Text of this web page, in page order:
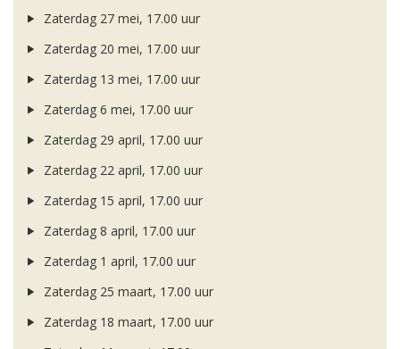
Zaterdag 27 mei, 17.00 uur
Zaterdag 20 mei, 17.00 uur
Zaterdag 13 mei, 17.00 uur
Zaterdag 6 mei, 17.00 uur
Zaterdag 29 april, 17.00 uur
Zaterdag 22 april, 17.00 uur
Zaterdag 15 april, 17.00 uur
Zaterdag 8 april, 17.00 uur
Zaterdag 1 april, 17.00 uur
Zaterdag 25 maart, 17.00 uur
Zaterdag 18 maart, 17.00 uur